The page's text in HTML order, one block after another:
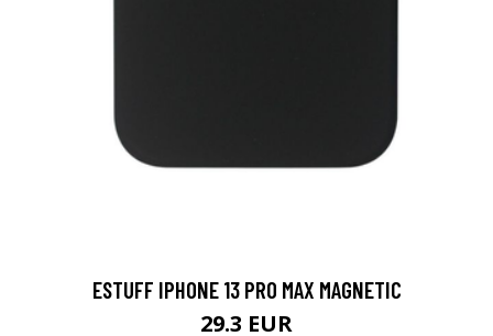
ESTUFF IPHONE 13 PRO MAX MAGNETIC
29.3 EUR